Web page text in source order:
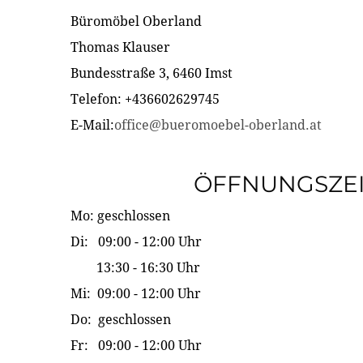
Büromöbel Oberland
Thomas Klauser
Bundesstraße 3, 6460 Imst
Telefon: +436602629745
E-Mail:office@bueromoebel-oberland.at
Mo: geschlossen
Di: 09:00 - 12:00 Uhr
13:30 - 16:30 Uhr
Mi: 09:00 - 12:00 Uhr
Do: geschlossen
Fr: 09:00 - 12:00 Uhr